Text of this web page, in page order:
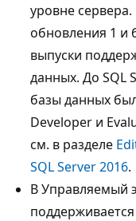
уровне сервера.
обновления 1 и
выпуски
данных. До SQL
базы данных
Developer и
см. в разделе
SQL Server 2016.
В Управляемый